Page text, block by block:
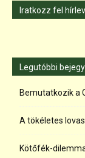
Iratkozz fel
Legutóbbi
Bemutatkozik a
A tökéletes
Kötőfék-